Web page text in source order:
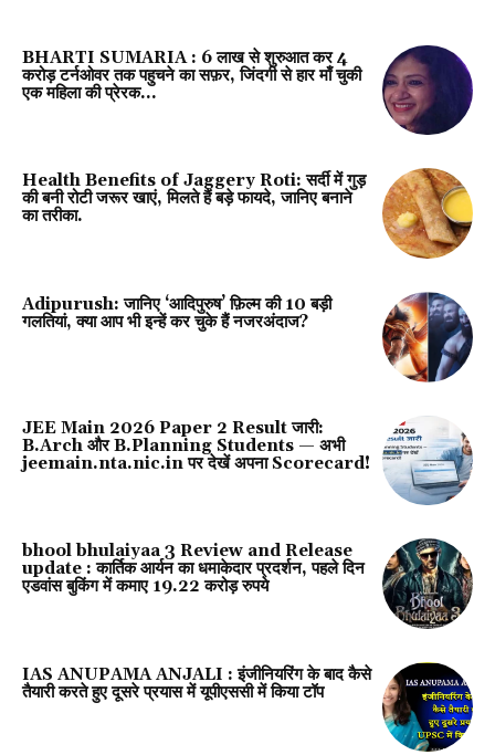
BHARTI SUMARIA : 6 लाख से शुरुआत कर 4
करोड़ टर्नओवर तक पहुचने का सफ़र, जिंदगी से हार माँ चुकी
एक महिला की प्रेरक...
Health Benefits of Jaggery Roti: सर्दी में गुड़
की बनी रोटी जरूर खाएं, मिलते हैं बड़े फायदे, जानिए बनाने
का तरीका.
Adipurush: जानिए ‘आदिपुरुष’ फ़िल्म की 10 बड़ी
गलतियां, क्या आप भी इन्हें कर चुके हैं नजरअंदाज?
JEE Main 2026 Paper 2 Result जारी:
B.Arch और B.Planning Students — अभी
jeemain.nta.nic.in पर देखें अपना Scorecard!
bhool bhulaiyaa 3 Review and Release
update : कार्तिक आर्यन का धमाकेदार प्रदर्शन, पहले दिन
एडवांस बुकिंग में कमाए 19.22 करोड़ रुपये
IAS ANUPAMA ANJALI : इंजीनियरिंग के बाद कैसे
तैयारी करते हुए दूसरे प्रयास में यूपीएससी में किया टॉप